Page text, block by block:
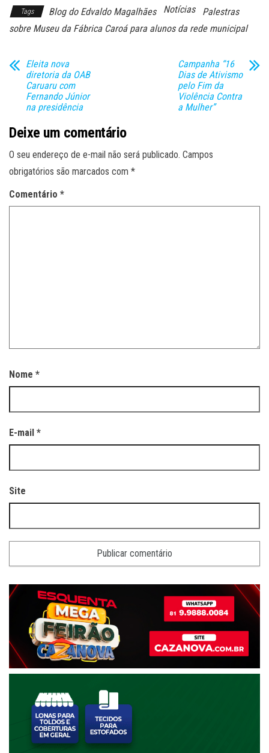
Tags Blog do Edvaldo Magalhães Notícias
Palestras
sobre Museu da Fábrica Caroá para alunos da rede municipal
Eleita nova
diretoria da OAB
Caruaru com
Fernando Júnior
na presidência
Campanha “16
Dias de Ativismo
pelo Fim da
Violência Contra
a Mulher”
Deixe um comentário
O seu endereço de e-mail não será publicado. Campos
obrigatórios são marcados com *
Comentário *
Nome *
E-mail *
Site